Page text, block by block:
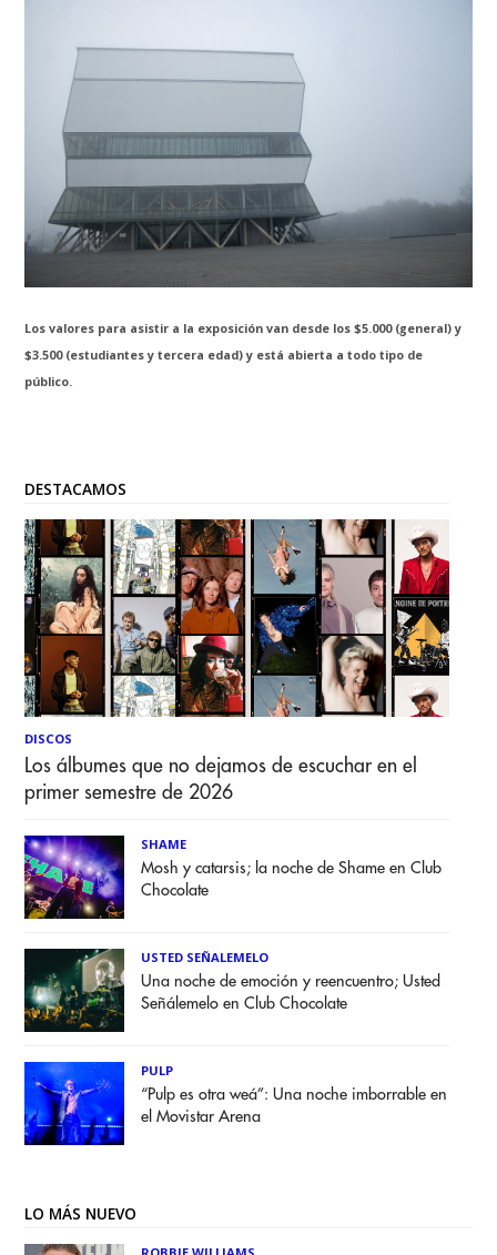
Los valores para asistir a la exposición van desde los $5.000 (general) y
$3.500 (estudiantes y tercera edad) y está abierta a todo tipo de
público.
DESTACAMOS
DISCOS
Los álbumes que no dejamos de escuchar en el
primer semestre de 2026
SHAME
Mosh y catarsis; la noche de Shame en Club
Chocolate
USTED SEÑALEMELO
Una noche de emoción y reencuentro; Usted
Señálemelo en Club Chocolate
PULP
“Pulp es otra weá”: Una noche imborrable en
el Movistar Arena
LO MÁS NUEVO